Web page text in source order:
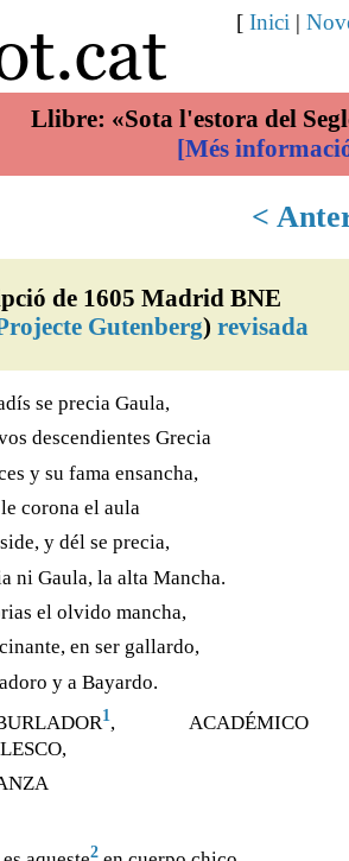
Llibre: «Sota l'estora del
[Més
[ Inici |
<
de 1605 Madrid BNE
Gutenberg)revisada
se precia Gaula,
descendientes Grecia
y su fama ensancha,
corona el aula
y dél se precia,
ni Gaula, la alta Mancha.
el olvido mancha,
en ser gallardo,
y a Bayardo.
1, ACADÉMICO
2